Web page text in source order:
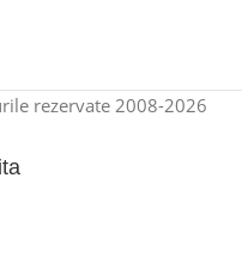
rezervate 2008-2026